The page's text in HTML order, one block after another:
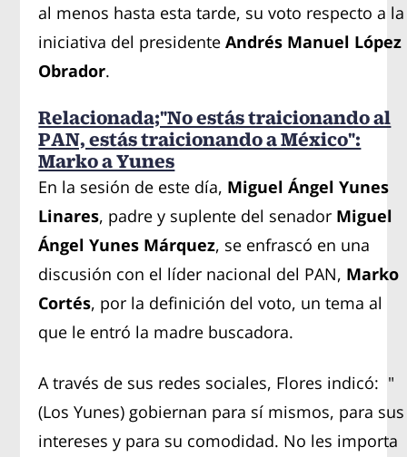
al menos hasta esta tarde, su voto respecto a la
iniciativa del presidenteAndrés Manuel López
Obrador.
Relacionada;"No estás traicionando al
PAN, estás traicionando a México":
Marko a Yunes
En la sesión de este día, Miguel Ángel Yunes
Linares, padre y suplente del senador Miguel
Ángel Yunes Márquez, se enfrascó en una
discusión con el líder nacional del PAN, Marko
Cortés, por la definición del voto, un tema al
que le entró la madre buscadora.
A través de sus redes sociales, Flores indicó: "
(Los Yunes) gobiernan para sí mismos, para sus
intereses y para su comodidad. No les importa